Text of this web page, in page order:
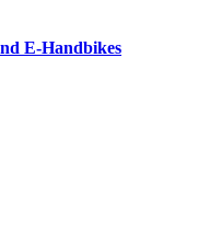
E-Handbikes